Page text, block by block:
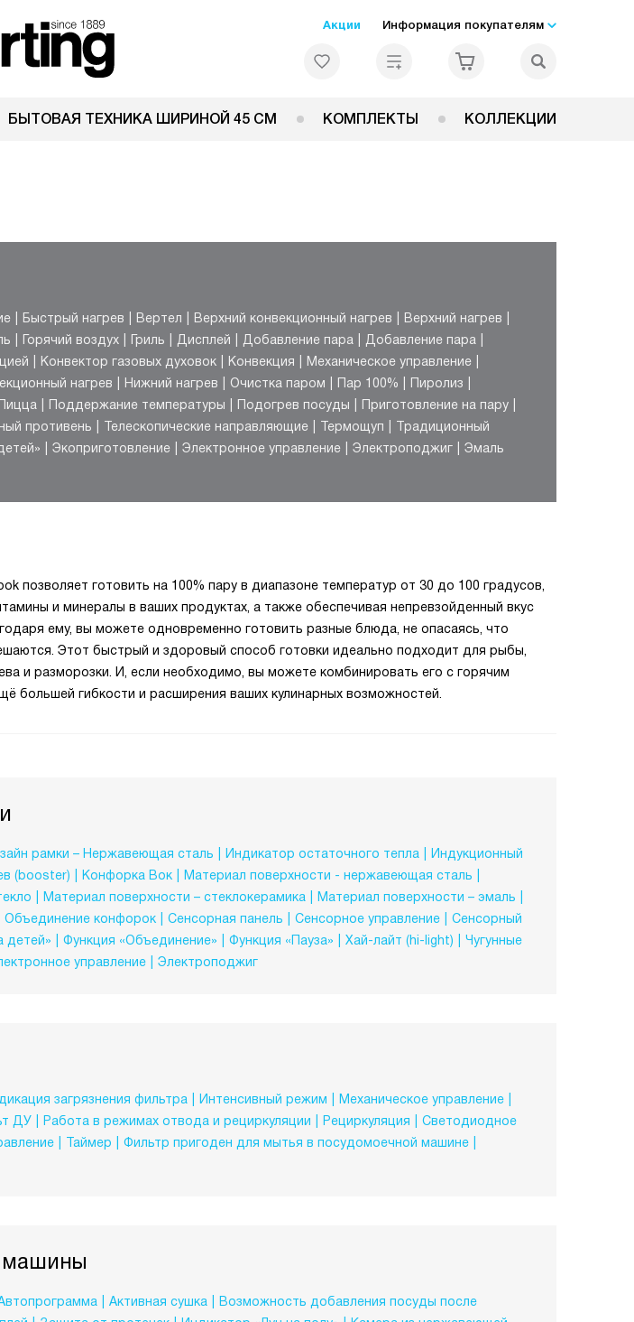
Акции Информация покупателям
БЫТОВАЯ ТЕХНИКА ШИРИНОЙ 45 СМ КОМПЛЕКТЫ КОЛЛЕКЦИИ
Быстрый нагрев Вертел Верхний конвекционный нагрев
Верхний нагрев
Горячий воздух Гриль Дисплей Добавление пара
Добавление пара
Конвектор газовых духовок Конвекция
Механическое управление
нагрев Нижний нагрев Очистка паром Пар 100%
Пиролиз
Пицца Поддержание температуры Подогрев посуды
Приготовление на пару
противень Телескопические направляющие Термощуп
Традиционный
Экоприготовление Электронное управление Электроподжиг
Эмаль
позволяет готовить на 100% пару в диапазоне температур от 30 до 100 градусов,
и минералы в ваших продуктах, а также обеспечивая непревзойденный вкус
ему, вы можете одновременно готовить разные блюда, не опасаясь, что
Этот быстрый и здоровый способ готовки идеально подходит для рыбы,
и разморозки. И, если необходимо, вы можете комбинировать его с горячим
большей гибкости и расширения ваших кулинарных возможностей.
рамки – Нержавеющая сталь Индикатор остаточного тепла
Индукционный
(booster) Конфорка Вок
Материал поверхности - нержавеющая сталь
Материал поверхности – стеклокерамика
Материал поверхности – эмаль
Объединение конфорок Сенсорная панель Сенсорное управление
Сенсорный
детей» Функция «Объединение» Функция «Пауза» Хай-лайт (hi-light)
Чугунные
управление Электроподжиг
загрязнения фильтра Интенсивный режим
Механическое управление
ДУ Работа в режимах отвода и рециркуляции Рециркуляция
Светодиодное
Таймер
Фильтр пригоден для мытья в посудомоечной машине
машины
Активная сушка
Возможность добавления посуды после